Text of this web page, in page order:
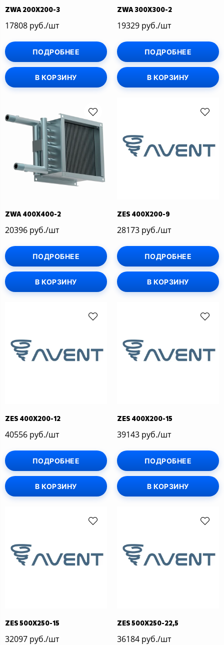
ZWA 200X200-3
17808 руб./шт
ПОДРОБНЕЕ
В КОРЗИНУ
ZWA 300X300-2
19329 руб./шт
ПОДРОБНЕЕ
В КОРЗИНУ
ZWA 400X400-2
20396 руб./шт
ПОДРОБНЕЕ
В КОРЗИНУ
ZES 400Х200-9
28173 руб./шт
ПОДРОБНЕЕ
В КОРЗИНУ
ZES 400Х200-12
40556 руб./шт
ПОДРОБНЕЕ
В КОРЗИНУ
ZES 400Х200-15
39143 руб./шт
ПОДРОБНЕЕ
В КОРЗИНУ
ZES 500Х250-15
32097 руб./шт
ZES 500Х250-22,5
36184 руб./шт